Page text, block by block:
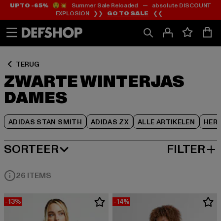
Ga
naar
Ga
naar
UP TO -65%😲💥 Summer Sale Reloaded — absolute DISCOUNT
EXPLOSION ❯❯ GO TO SALE ❮❮
TERUG
ZWARTE WINTERJAS
DAMES
ADIDAS STAN SMITH ADIDAS ZX ALLE ARTIKELEN
Ga
naar
Rooster
SORTEER
MEEST POPULAIRE FILTER
26 ITEMS
-13% -14%